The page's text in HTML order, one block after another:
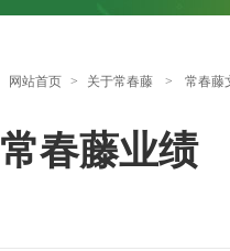
网站首页 > 关于常春藤 > 常春藤
常春藤业绩